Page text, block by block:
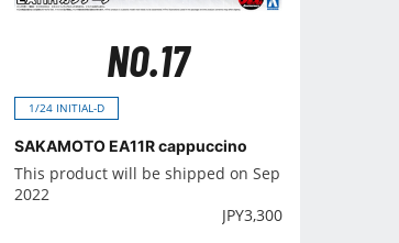
NO.17
1/24 INITIAL-D
SAKAMOTO EA11R cappuccino
This product will be shipped on Sep
2022
JPY3,300